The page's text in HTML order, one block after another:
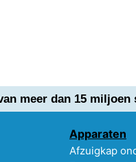
meer dan 15
Apparaten
Afzuigkap